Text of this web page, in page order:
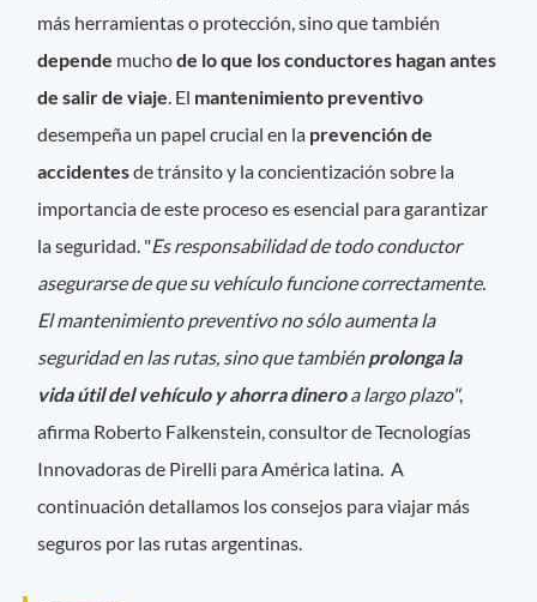
más herramientas o protección, sino que también
depende muchode lo que los conductores hagan antes
de salir de viaje . El mantenimiento preventivo
desempeña un papel crucial en la prevención de
accidentesde tránsito y la concientización sobre la
importancia de este proceso es esencial para garantizar
la seguridad. "Es responsabilidad de todo conductor
asegurarse de que su vehículo funcione correctamente.
El mantenimiento preventivo no sólo aumenta la
seguridad en las rutas, sino que tambiénprolonga la
vida útil del vehículo y ahorra dineroa largo plazo",
afirma Roberto Falkenstein, consultor de Tecnologías
Innovadoras de Pirelli para América latina. A
continuación detallamos los consejos para viajar más
seguros por las rutas argentinas.